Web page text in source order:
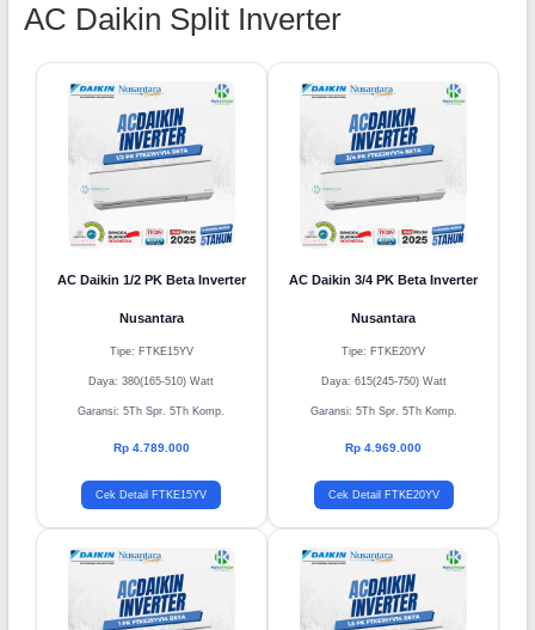
AC Daikin Split Inverter
AC Daikin 1/2 PK Beta Inverter
Nusantara
Tipe: FTKE15YV
Daya: 380(165-510) Watt
Garansi: 5Th Spr. 5Th Komp.
Rp 4.789.000
Cek Detail FTKE15YV
AC Daikin 3/4 PK Beta Inverter
Nusantara
Tipe: FTKE20YV
Daya: 615(245-750) Watt
Garansi: 5Th Spr. 5Th Komp.
Rp 4.969.000
Cek Detail FTKE20YV